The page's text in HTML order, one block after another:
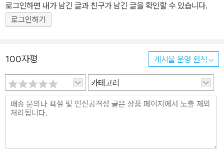
로그인하면 내가 남긴 글과 친구가 남긴 글을 확인할 수 있습니다.
로그인하기
100자평 게시물 운영 원칙
카테고리